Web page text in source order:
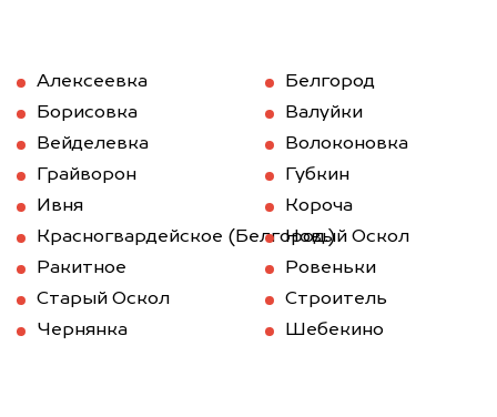
Алексеевка
Белгород
Борисовка
Валуйки
Вейделевка
Волоконовка
Грайворон
Губкин
Ивня
Короча
Красногвардейское (Белгород.)Новый Оскол
Ракитное
Ровеньки
Старый Оскол
Строитель
Чернянка
Шебекино